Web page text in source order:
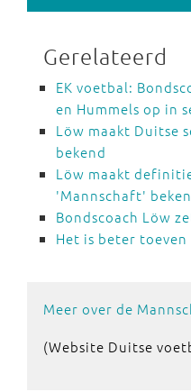
Gerelateerd
EK voetbal:
en Hummels op in
Löw maakt Duitse
bekend
Löw maakt
'Mannschaft'
Bondscoach Löw
Het is beter
Meer over de
(Website Duitse